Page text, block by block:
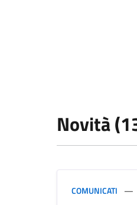
Novità
COMUNICATI